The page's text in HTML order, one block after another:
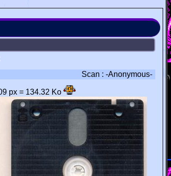
Scan : -Anonymous-
px = 134.32 Ko